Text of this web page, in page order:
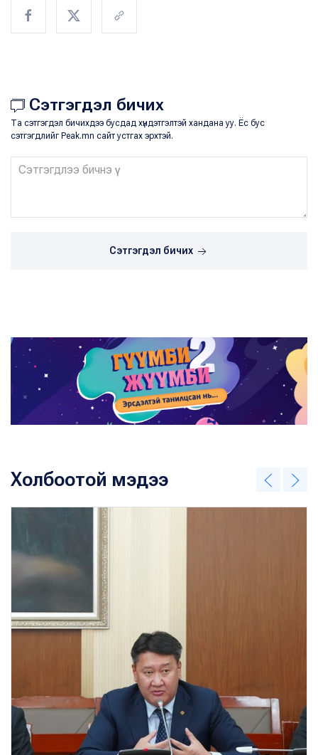
Сэтгэгдэл бичих
Та сэтгэгдэл бичихдээ бусдад хүндэтгэлтэй хандана уу. Ёс бус
сэтгэгдлийг Peak.mn сайт устгах эрхтэй.
Сэтгэгдэл бичих
Холбоотой мэдээ